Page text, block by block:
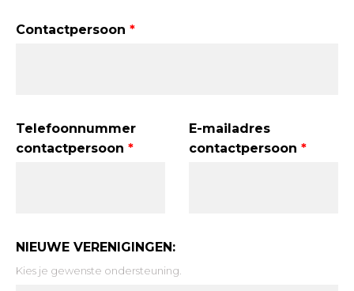
Contactpersoon
Telefoonnummer
contactpersoon
E-mailadres
contactpersoon
NIEUWE VERENIGINGEN:
Kies je gewenste ondersteuning.